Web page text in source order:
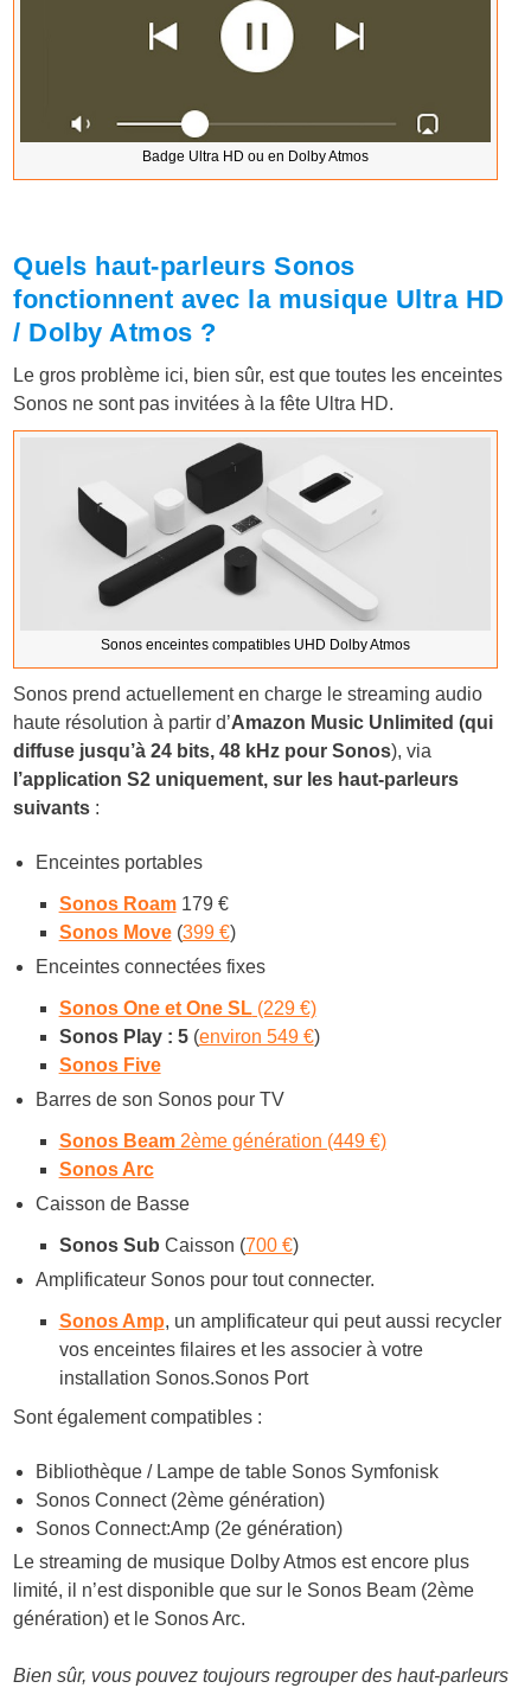
Badge Ultra HD ou en Dolby Atmos
Quels haut-parleurs Sonos
fonctionnent avec la musique Ultra HD
/ Dolby Atmos ?
Le gros problème ici, bien sûr, est que toutes les enceintes
Sonos ne sont pas invitées à la fête Ultra HD.
Sonos enceintes compatibles UHD Dolby Atmos
Sonos prend actuellement en charge le streaming audio
haute résolution à partir d’Amazon Music Unlimited (qui
diffuse jusqu’à 24 bits, 48 kHz pour Sonos), via
l’application S2 uniquement, sur les haut-parleurs
suivants :
Enceintes portables
Sonos Roam179 €
Sonos Move(399 €)
Enceintes connectées fixes
Sonos One et One SL(229 €)
Sonos Play : 5(environ 549 €)
Sonos Five
Barres de son Sonos pour TV
Sonos Beam2ème génération (449 €)
Sonos Arc
Caisson de Basse
Sonos Sub Caisson (700 €)
Amplificateur Sonos pour tout connecter.
Sonos Amp, un amplificateur qui peut aussi recycler
vos enceintes filaires et les associer à votre
installation Sonos.SonosPort
Sont également compatibles :
Bibliothèque / Lampe de table Sonos Symfonisk
Sonos Connect (2ème génération)
Sonos Connect:Amp (2e génération)
Le streaming de musique Dolby Atmos est encore plus
limité, il n’est disponible que sur le Sonos Beam (2ème
génération) et le Sonos Arc.
Bien sûr, vous pouvez toujours regrouper des haut-parleurs